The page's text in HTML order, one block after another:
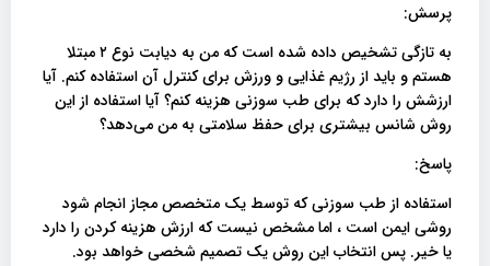
پرسش:
به تازگی تشخیص داده شده است که من به دیابت نوع ۲ مبتلا
هستم و باید از رژیم غذایی و ورزش برای کنترل آن استفاده کنم. آیا
ارزشش را دارد که برای طب سوزنی هزینه کنم؟ آیا استفاده از این
روش شانس بیشتری برای حفظ سلامتی به من می‌دهد؟
پاسخ:
استفاده از طب سوزنی که توسط یک متخصص مجاز انجام شود
روشی ایمن است ، اما مشخص نیست که ارزش هزینه کردن را دارد
یا خیر. پس انتخاب این روش یک تصمیم شخصی خواهد بود.